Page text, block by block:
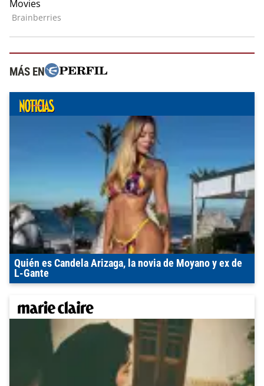
MÁS EN
Quién es Candela Arizaga, la novia de Moyano y ex de
L-Gante